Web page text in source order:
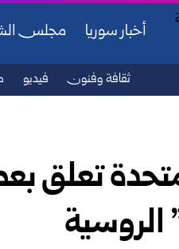
أخبار سوريا مجلس
ثقافة وفنون فيديو
الروسية